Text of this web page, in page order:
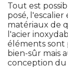
Tout est
posé,
matériaux de
l'acier
éléments sont
bien-sûr mais
conception du